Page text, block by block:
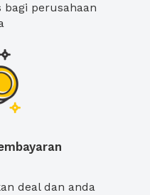
perusahaan
deal dan anda